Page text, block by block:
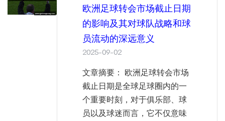
欧洲足球转会市场截止日期
的影响及其对球队战略和球
员流动的深远意义
2025-09-02
文章摘要： 欧洲足球转会市场
截止日期是全球足球圈内的一
个重要时刻，对于俱乐部、球
员以及球迷而言，它不仅意味